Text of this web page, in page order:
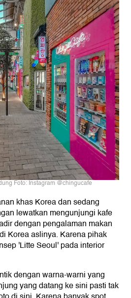
Foto: Instagram @chingucafe
khas Korea dan sedang
lewatkan mengunjungi kafe
dengan pengalaman makan
Korea aslinya. Karena pihak
'Litte Seoul' pada interior
dengan warna-warni yang
yang datang ke sini pasti tak